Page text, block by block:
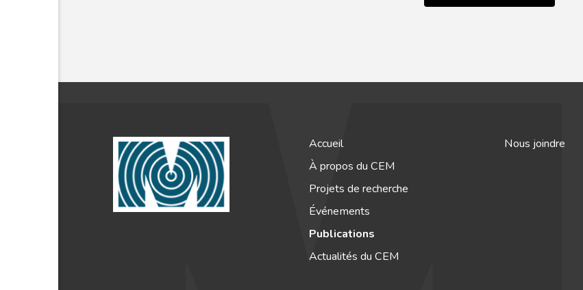
Accueil
À propos du CEM
Projets de recherche
Événements
Publications
Actualités du CEM
Nous joindre